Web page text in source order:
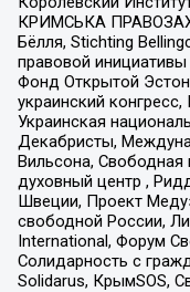
КРИМСЬКА
Бёлля, Stichting
правовой
Фонд Открытой
украинский
Украинская
Декабристы,
Вильсона, Свободная
духовный центр ,
Швеции, Проект
свободной России,
International, Форум
Солидарность с
Solidarus, КрымSOS,